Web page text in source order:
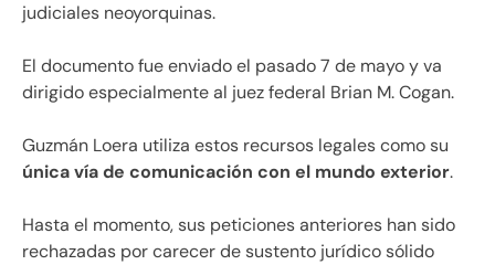
judiciales neoyorquinas.
El documento fue enviado el pasado 7 de mayo y va
dirigido especialmente al juez federal Brian M. Cogan.
Guzmán Loera utiliza estos recursos legales como su
única vía de comunicación con el mundo exterior.
Hasta el momento, sus peticiones anteriores han sido
rechazadas por carecer de sustento jurídico sólido